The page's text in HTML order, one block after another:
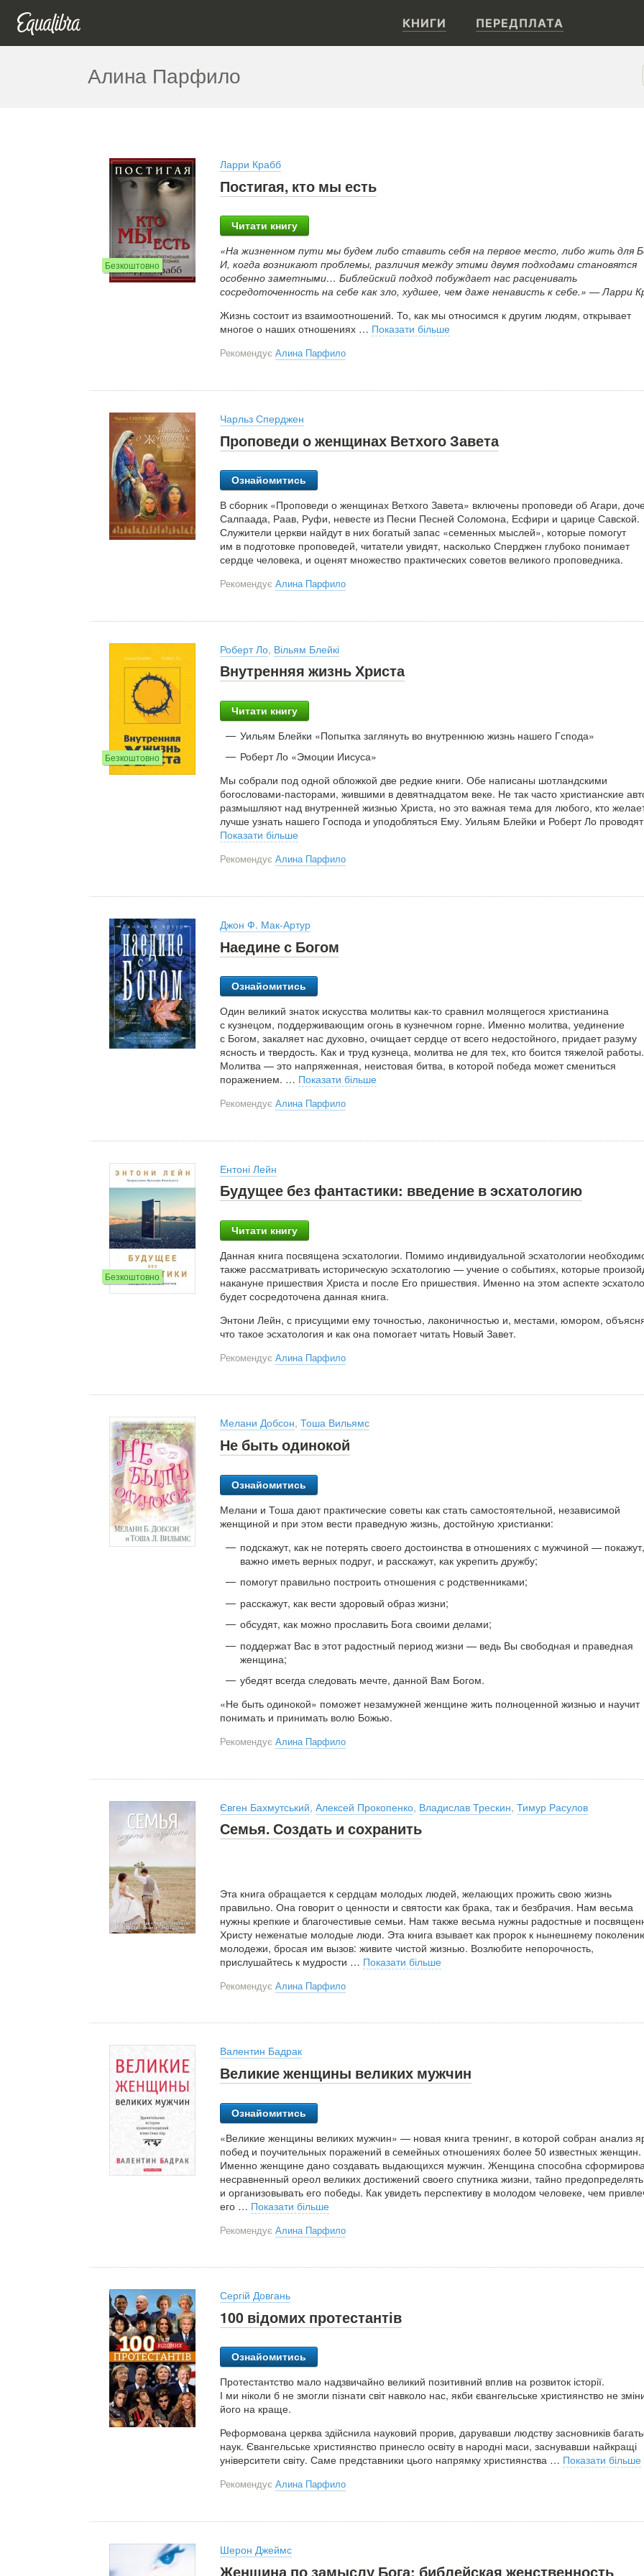
КНИГИ ПЕРЕДПЛАТА
Алина Парфило
Безкоштовно
Ларри Крабб
Постигая, кто мы есть
Читати книгу
«На жизненном пути мы будем либо ставить себя на первое место, либо жить для
И, когда возникают проблемы, различия между этими двумя подходами становятся
особенно заметными… Библейский подход побуждает нас расценивать
сосредоточенность на себе как зло, худшее, чем даже ненависть к себе.» — Ларри
Жизнь состоит из взаимоотношений. То, как мы относимся к другим людям, открывает
многое о наших отношениях … Показати більше
Рекомендує Алина Парфило
Чарльз Сперджен
Проповеди о женщинах Ветхого Завета
Ознайомитись
В сборник «Проповеди о женщинах Ветхого Завета» включены проповеди об Агари,
Салпаада, Раав, Руфи, невесте из Песни Песней Соломона, Есфири и царице Савской.
Служители церкви найдут в них богатый запас «семенных мыслей», которые помогут
им в подготовке проповедей, читатели увидят, насколько Сперджен глубоко понимает
сердце человека, и оценят множество практических советов великого проповедника.
Рекомендує Алина Парфило
Безкоштовно
Роберт Ло, Вільям Блейкі
Внутренняя жизнь Христа
Читати книгу
Уильям Блейки «Попытка заглянуть во внутреннюю жизнь нашего Гспода»
Роберт Ло «Эмоции Иисуса»
Мы собрали под одной обложкой две редкие книги. Обе написаны шотландскими
богословами-пасторами, жившими в девятнадцатом веке. Не так часто христианские
размышляют над внутренней жизнью Христа, но это важная тема для любого, кто
лучше узнать нашего Господа и уподобляться Ему. Уильям Блейки и Роберт Ло проводят
Показати більше
Рекомендує Алина Парфило
Джон Ф. Мак-Артур
Наедине с Богом
Ознайомитись
Один великий знаток искусства молитвы как-то сравнил молящегося христианина
с кузнецом, поддерживающим огонь в кузнечном горне. Именно молитва, уединение
с Богом, закаляет нас духовно, очищает сердце от всего недостойного, придает разуму
ясность и твердость. Как и труд кузнеца, молитва не для тех, кто боится тяжелой работы.
Молитва — это напряженная, неистовая битва, в которой победа может смениться
поражением. … Показати більше
Рекомендує Алина Парфило
Безкоштовно
Ентоні Лейн
Будущее без фантастики: введение в эсхатологию
Читати книгу
Данная книга посвящена эсхатологии. Помимо индивидуальной эсхатологии
также рассматривать историческую эсхатологию — учение о событиях, которые
накануне пришествия Христа и после Его пришествия. Именно на этом аспекте
будет сосредоточена данная книга.
Энтони Лейн, с присущими ему точностью, лаконичностью и, местами, юмором,
что такое эсхатология и как она помогает читать Новый Завет.
Рекомендує Алина Парфило
Мелани Добсон, Тоша Вильямс
Не быть одинокой
Ознайомитись
Мелани и Тоша дают практические советы как стать самостоятельной, независимой
женщиной и при этом вести праведную жизнь, достойную христианки:
подскажут, как не потерять своего достоинства в отношениях с мужчиной —
важно иметь верных подруг, и расскажут, как укрепить дружбу;
помогут правильно построить отношения с родственниками;
расскажут, как вести здоровый образ жизни;
обсудят, как можно прославить Бога своими делами;
поддержат Вас в этот радостный период жизни — ведь Вы свободная и праведная
женщина;
убедят всегда следовать мечте, данной Вам Богом.
«Не быть одинокой» поможет незамужней женщине жить полноценной жизнью и научит
понимать и принимать волю Божью.
Рекомендує Алина Парфило
Євген Бахмутський, Алексей Прокопенко, Владислав Трескин, Тимур Расулов
Семья. Создать и сохранить
Эта книга обращается к сердцам молодых людей, желающих прожить свою жизнь
правильно. Она говорит о ценности и святости как брака, так и безбрачия. Нам весьма
нужны крепкие и благочестивые семьи. Нам также весьма нужны радостные и
Христу неженатые молодые люди. Эта книга взывает как пророк к нынешнему
молодежи, бросая им вызов: живите чистой жизнью. Возлюбите непорочность,
прислушайтесь к мудрости … Показати більше
Рекомендує Алина Парфило
Валентин Бадрак
Великие женщины великих мужчин
Ознайомитись
«Великие женщины великих мужчин» — новая книга тренинг, в которой собран анализ
побед и поучительных поражений в семейных отношениях более 50 известных женщин.
Именно женщине дано создавать выдающихся мужчин. Женщина способна
несравненный ореол великих достижений своего спутника жизни, тайно предопределять
и организовывать его победы. Как увидеть перспективу в молодом человеке, чем
его … Показати більше
Рекомендує Алина Парфило
Сергій Довгань
100 відомих протестантів
Ознайомитись
Протестантство мало надзвичайно великий позитивний вплив на розвиток історії.
І ми ніколи б не змогли пізнати світ навколо нас, якби євангельське християнство не
його на краще.
Реформована церква здійснила науковий прорив, дарувавши людству засновників
наук. Євангельське християнство принесло освіту в народні маси, заснувавши найкращі
університети світу. Саме представники цього напрямку християнства … Показати більше
Рекомендує Алина Парфило
Шерон Джеймс
Женщина по замыслу Бога: библейская женственность